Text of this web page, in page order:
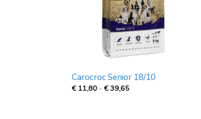
Carocroc Senior 18/10
€ 11,80 - € 39,65Prijsklasse: